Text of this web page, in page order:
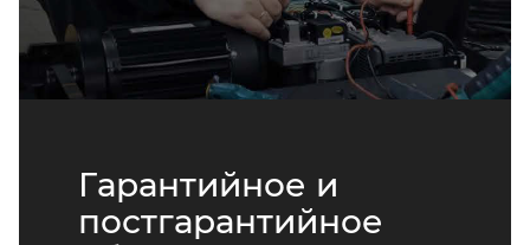
Гарантийное и
постгарантийное